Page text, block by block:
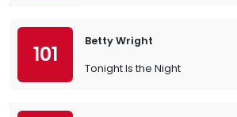
101
Betty Wright
Tonight Is the Night